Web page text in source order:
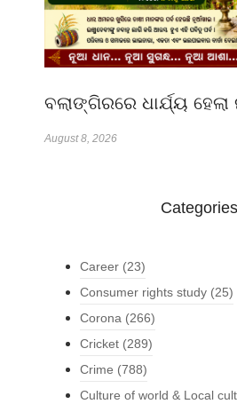
ବଲାଙ୍ଗିରରେ ଧାର୍ଯ୍ୟ
August 8, 2026
Categories
Career (23)
Consumer rights study (25)
Corona (266)
Cricket (289)
Crime (788)
Culture of world & Local